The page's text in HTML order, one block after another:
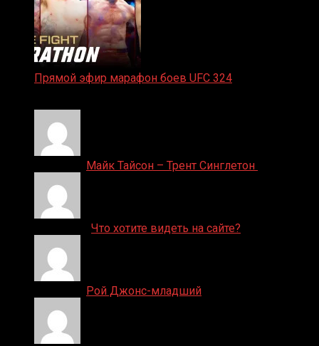
Прямой эфир марафон боев UFC 324
Майк Тайсон – Трент Синглетон
Что хотите видеть на сайте?
Рой Джонс-младший